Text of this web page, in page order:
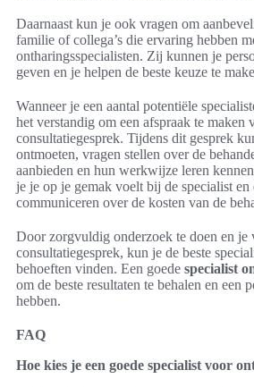
Daarnaast kun je ook vragen om
familie of collega’s die ervaring hebben
ontharingsspecialisten. Zij kunnen je
geven en je helpen de beste keuze te
Wanneer je een aantal potentiële
het verstandig om een afspraak te maken
consultatiegesprek. Tijdens dit gesprek
ontmoeten, vragen stellen over de
aanbieden en hun werkwijze leren
je je op je gemak voelt bij de specialist
communiceren over de kosten van de
Door zorgvuldig onderzoek te doen en je
consultatiegesprek, kun je de beste
behoeften vinden. Een goede specialist
om de beste resultaten te behalen en een
hebben.
FAQ
Hoe kies je een goede specialist voor